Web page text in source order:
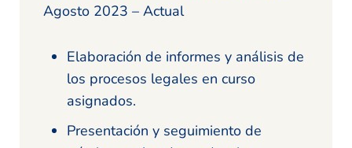
Agosto 2023 – Actual
Elaboración de informes y análisis de
los procesos legales en curso
asignados.
Presentación y seguimiento de